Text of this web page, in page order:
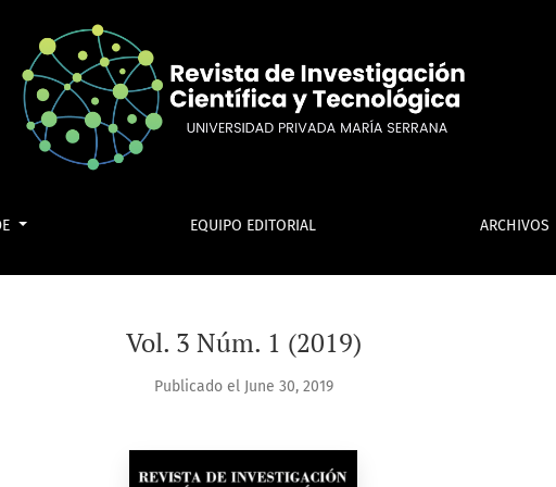
EQUIPO EDITORIAL ARCHIVOS
Vol. 3 Núm. 1 (2019)
Publicado el June 30, 2019